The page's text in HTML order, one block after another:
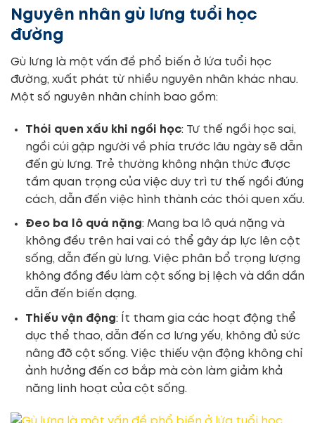
Nguyên nhân gù lưng tuổi học
đường
Gù lưng là một vấn đề phổ biến ở lứa tuổi học
đường, xuất phát từ nhiều nguyên nhân khác nhau.
Một số nguyên nhân chính bao gồm:
Thói quen xấu khi ngồi học: Tư thế ngồi học sai,
ngồi cúi gập người về phía trước lâu ngày sẽ dẫn
đến gù lưng. Trẻ thường không nhận thức được
tầm quan trọng của việc duy trì tư thế ngồi đúng
cách, dẫn đến việc hình thành các thói quen xấu.
Đeo ba lô quá nặng: Mang ba lô quá nặng và
không đều trên hai vai có thể gây áp lực lên cột
sống, dẫn đến gù lưng. Việc phân bổ trọng lượng
không đồng đều làm cột sống bị lệch và dần dần
dẫn đến biến dạng.
Thiếu vận động: Ít tham gia các hoạt động thể
dục thể thao, dẫn đến cơ lưng yếu, không đủ sức
nâng đỡ cột sống. Việc thiếu vận động không chỉ
ảnh hưởng đến cơ bắp mà còn làm giảm khả
năng linh hoạt của cột sống.